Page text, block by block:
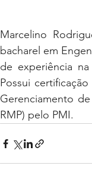
Marcelino
bacharel em
de experiência
Possui
Gerenciamento
RMP) pelo PMI.